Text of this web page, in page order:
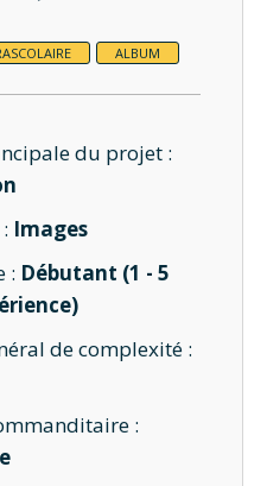
ALBUM
du projet :
Images
: Débutant (1 - 5
de complexité :
: